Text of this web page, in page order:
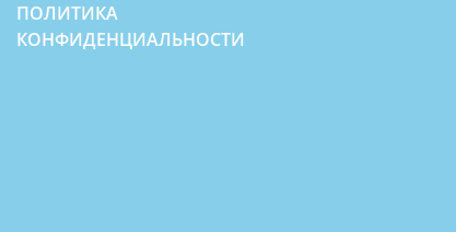
ПОЛИТИКА
КОНФИДЕНЦИАЛЬНОСТИ